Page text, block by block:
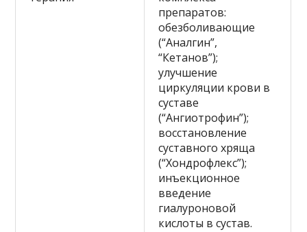
препаратов:
обезболивающие
(“Аналгин”,
“Кетанов”);
улучшение
циркуляции крови в
суставе
(“Ангиотрофин”);
восстановление
суставного хряща
(“Хондрофлекс”);
инъекционное
введение
гиалуроновой
кислоты в сустав.